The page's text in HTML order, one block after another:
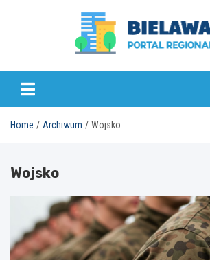
bielawa24.pl
Home Archiwum Wojsko
Wojsko